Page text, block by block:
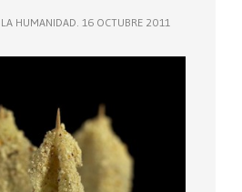
LA HUMANIDAD. 16 OCTUBRE 2011